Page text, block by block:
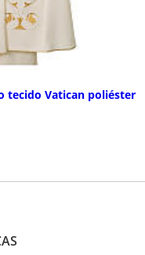
tecido Vatican poliéster